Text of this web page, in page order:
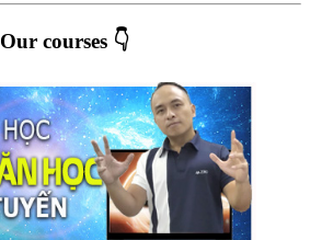
Our courses 👇